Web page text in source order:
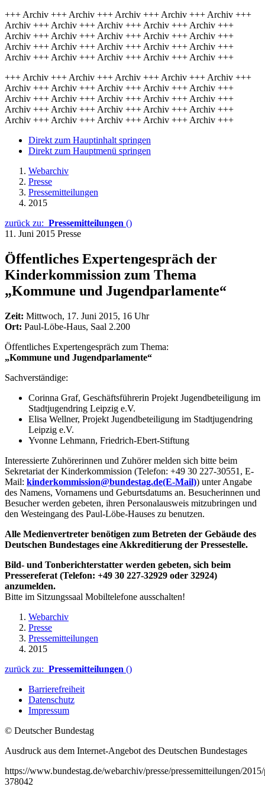
+++ Archiv +++ Archiv +++ Archiv +++ Archiv +++ Archiv +++
Archiv +++ Archiv +++ Archiv +++ Archiv +++ Archiv +++
Archiv +++ Archiv +++ Archiv +++ Archiv +++ Archiv +++
Archiv +++ Archiv +++ Archiv +++ Archiv +++ Archiv +++
Archiv +++ Archiv +++ Archiv +++ Archiv +++ Archiv +++
+++ Archiv +++ Archiv +++ Archiv +++ Archiv +++ Archiv +++
Archiv +++ Archiv +++ Archiv +++ Archiv +++ Archiv +++
Archiv +++ Archiv +++ Archiv +++ Archiv +++ Archiv +++
Archiv +++ Archiv +++ Archiv +++ Archiv +++ Archiv +++
Archiv +++ Archiv +++ Archiv +++ Archiv +++ Archiv +++
Direkt zum Hauptinhalt springen
Direkt zum Hauptmenü springen
Webarchiv
Presse
Pressemitteilungen
2015
zurück zu: Pressemitteilungen ()
11. Juni 2015 Presse
Öffentliches Expertengespräch der
Kinderkommission zum Thema
„Kommune und Jugendparlamente“
Zeit: Mittwoch, 17. Juni 2015, 16 Uhr
Ort: Paul-Löbe-Haus, Saal 2.200
Öffentliches Expertengespräch zum Thema:
„Kommune und Jugendparlamente“
Sachverständige:
Corinna Graf, Geschäftsführerin Projekt Jugendbeteiligung im
Stadtjugendring Leipzig e.V.
Elisa Wellner, Projekt Jugendbeteiligung im Stadtjugendring
Leipzig e.V.
Yvonne Lehmann, Friedrich-Ebert-Stiftung
Interessierte Zuhörerinnen und Zuhörer melden sich bitte beim
Sekretariat der Kinderkommission (Telefon: +49 30 227-30551, E-
Mail: kinderkommission@bundestag.de(E-Mail)) unter Angabe
des Namens, Vornamens und Geburtsdatums an. Besucherinnen und
Besucher werden gebeten, ihren Personalausweis mitzubringen und
den Westeingang des Paul-Löbe-Hauses zu benutzen.
Alle Medienvertreter benötigen zum Betreten der Gebäude des
Deutschen Bundestages eine Akkreditierung der Pressestelle.
Bild- und Tonberichterstatter werden gebeten, sich beim
Pressereferat (Telefon: +49 30 227-32929 oder 32924)
anzumelden.
Bitte im Sitzungssaal Mobiltelefone ausschalten!
Webarchiv
Presse
Pressemitteilungen
2015
zurück zu: Pressemitteilungen ()
Barrierefreiheit
Datenschutz
Impressum
© Deutscher Bundestag
Ausdruck aus dem Internet-Angebot des Deutschen Bundestages
https://www.bundestag.de/webarchiv/presse/pressemitteilungen/
378042